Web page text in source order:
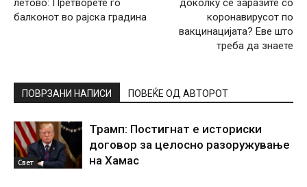
летово: Претворете го
балконот во рајска градина
доколку се заразите со
коронавирусот по
вакцинацијата? Еве што
треба да знаете
ПОВРЗАНИ НАПИСИ ПОВЕЌЕ ОД АВТОРОТ
Свет
Трамп: Постигнат е историски
договор за целосно разоружување
на Хамас